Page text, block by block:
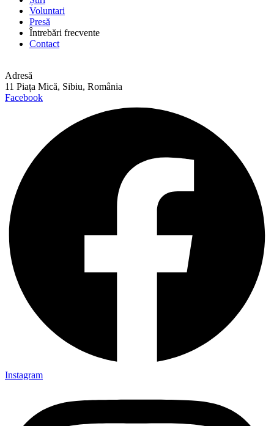
Voluntari
Presă
Întrebări frecvente
Contact
Adresă
11 Piața Mică, Sibiu, România
Facebook
Instagram